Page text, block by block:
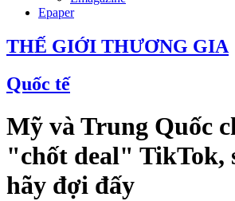
Epaper
THẾ GIỚI THƯƠNG GIA
Quốc tế
Mỹ và Trung Quốc
"chốt deal" TikTok,
hãy đợi đấy